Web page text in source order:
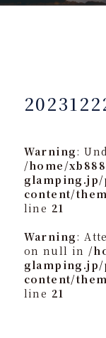
Warning:
/home/
content/
line 21
Warning:
on null in /
content/
line 21